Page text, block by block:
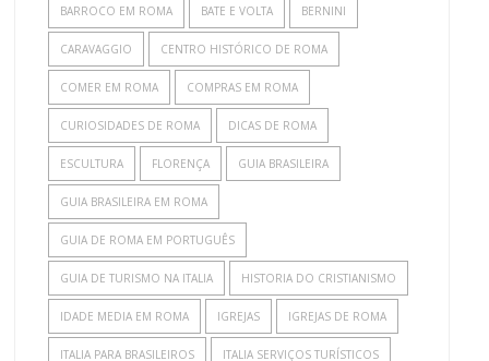
BARROCO EM ROMA BATE E VOLTA BERNINI
CARAVAGGIO CENTRO HISTÓRICO DE ROMA
COMER EM ROMA COMPRAS EM ROMA
CURIOSIDADES DE ROMA DICAS DE ROMA
ESCULTURA FLORENÇA GUIA BRASILEIRA
GUIA BRASILEIRA EM ROMA
GUIA DE ROMA EM PORTUGUÊS
GUIA DE TURISMO NA ITALIA HISTORIA DO CRISTIANISMO
IDADE MEDIA EM ROMA IGREJAS IGREJAS DE ROMA
ITALIA PARA BRASILEIROS ITALIA SERVIÇOS TURÍSTICOS